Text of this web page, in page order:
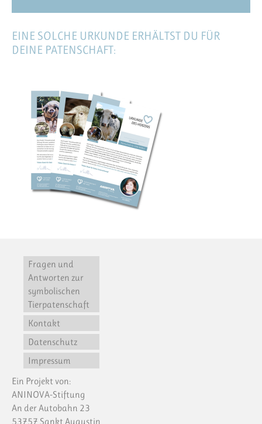
EINE SOLCHE URKUNDE ERHÄLTST DU FÜR
DEINE PATENSCHAFT:
Fragen und
Antworten zur
symbolischen
Tierpatenschaft
Kontakt
Datenschutz
Impressum
Ein Projekt von:
ANINOVA-Stiftung
An der Autobahn 23
53757 Sankt Augustin